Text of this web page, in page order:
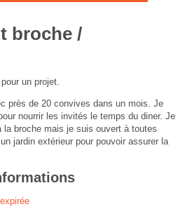
broche /
un projet.
près de 20 convives dans un mois. Je
nourrir les invités le temps du diner. Je
broche mais je suis ouvert à toutes
jardin extérieur pour pouvoir assurer la